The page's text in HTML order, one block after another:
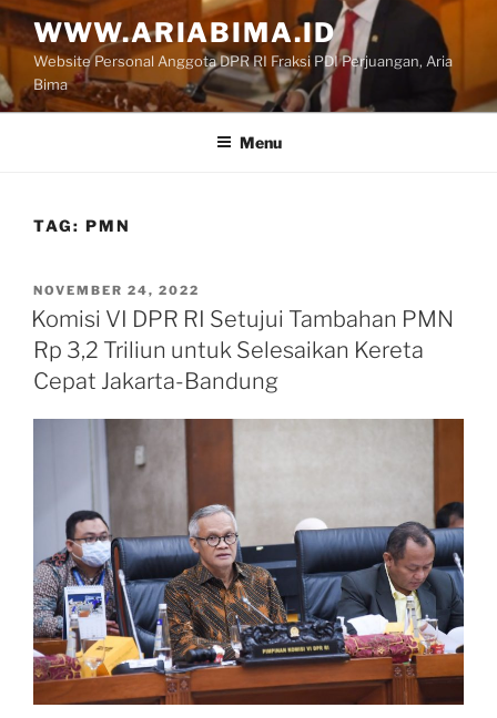
Skip
to
content
WWW.ARIABIMA.ID
Website Personal Anggota DPR RI Fraksi PDI Perjuangan, Aria
Bima
Menu
TAG: PMN
POSTED
ON
NOVEMBER 24, 2022
Komisi VI DPR RI Setujui Tambahan PMN
Rp 3,2 Triliun untuk Selesaikan Kereta
Cepat Jakarta-Bandung